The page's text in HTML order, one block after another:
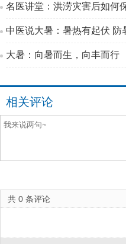
名医讲堂：洪涝灾害后如何
中医说大暑：暑热有起伏 防
大暑：向暑而生，向丰而行
相关评论
共 0 条评论